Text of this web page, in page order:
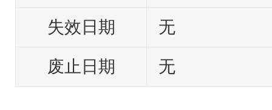
失效日期 无
废止日期 无